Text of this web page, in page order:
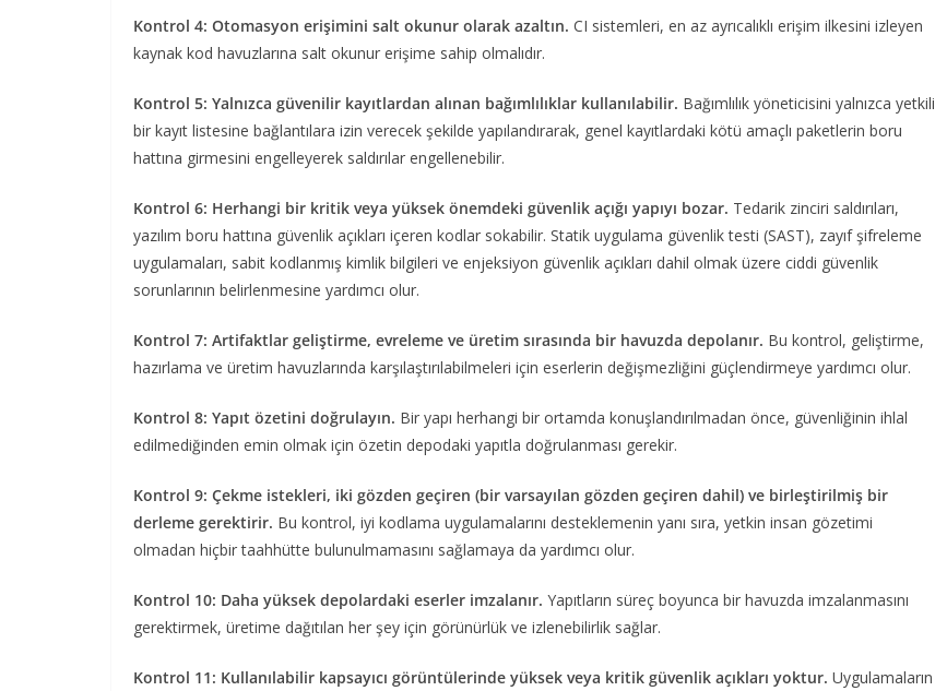
Kontrol 4: Otomasyon erişimini salt okunur olarak azaltın. CI sistemleri, en az ayrıcalıklı erişim ilkesini izleyen
kaynak kod havuzlarına salt okunur erişime sahip olmalıdır.
Kontrol 5: Yalnızca güvenilir kayıtlardan alınan bağımlılıklar kullanılabilir. Bağımlılık yöneticisini yalnızca yetkili
bir kayıt listesine bağlantılara izin verecek şekilde yapılandırarak, genel kayıtlardaki kötü amaçlı paketlerin boru
hattına girmesini engelleyerek saldırılar engellenebilir.
Kontrol 6: Herhangi bir kritik veya yüksek önemdeki güvenlik açığı yapıyı bozar. Tedarik zinciri saldırıları,
yazılım boru hattına güvenlik açıkları içeren kodlar sokabilir. Statik uygulama güvenlik testi (SAST), zayıf şifreleme
uygulamaları, sabit kodlanmış kimlik bilgileri ve enjeksiyon güvenlik açıkları dahil olmak üzere ciddi güvenlik
sorunlarının belirlenmesine yardımcı olur.
Kontrol 7: Artifaktlar geliştirme, evreleme ve üretim sırasında bir havuzda depolanır. Bu kontrol, geliştirme,
hazırlama ve üretim havuzlarında karşılaştırılabilmeleri için eserlerin değişmezliğini güçlendirmeye yardımcı olur.
Kontrol 8: Yapıt özetini doğrulayın. Bir yapı herhangi bir ortamda konuşlandırılmadan önce, güvenliğinin ihlal
edilmediğinden emin olmak için özetin depodaki yapıtla doğrulanması gerekir.
Kontrol 9: Çekme istekleri, iki gözden geçiren (bir varsayılan gözden geçiren dahil) ve birleştirilmiş bir
derleme gerektirir. Bu kontrol, iyi kodlama uygulamalarını desteklemenin yanı sıra, yetkin insan gözetimi
olmadan hiçbir taahhütte bulunulmamasını sağlamaya da yardımcı olur.
Kontrol 10: Daha yüksek depolardaki eserler imzalanır. Yapıtların süreç boyunca bir havuzda imzalanmasını
gerektirmek, üretime dağıtılan her şey için görünürlük ve izlenebilirlik sağlar.
Kontrol 11: Kullanılabilir kapsayıcı görüntülerinde yüksek veya kritik güvenlik açıkları yoktur. Uygulamaların